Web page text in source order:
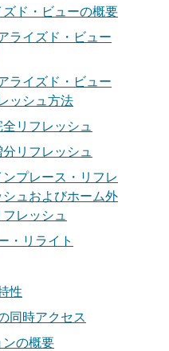
ド・ビューの概要
ライズド・ビュー
ライズド・ビュー
ッシュ方法
全リフレッシュ
リフレッシュ
ンプレース・リフレ
シュおよびホーム外
フレッシュ
・リライト
性
同時アクセス
の概要